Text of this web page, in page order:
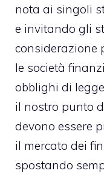
nota ai singoli
e invitando gli
considerazione
le società
obblighi di
il nostro punto
devono essere
il mercato dei
spostando